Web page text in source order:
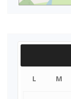
L M